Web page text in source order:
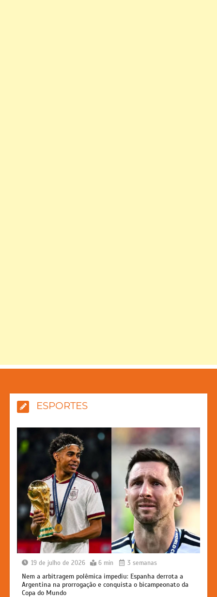
ESPORTES
19 de julho de 2026 6 min 3 semanas
Nem a arbitragem polêmica impediu: Espanha derrota a
Argentina na prorrogação e conquista o bicampeonato da
Copa do Mundo